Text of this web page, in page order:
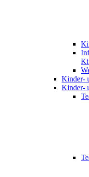
Kinder-
Kinder-